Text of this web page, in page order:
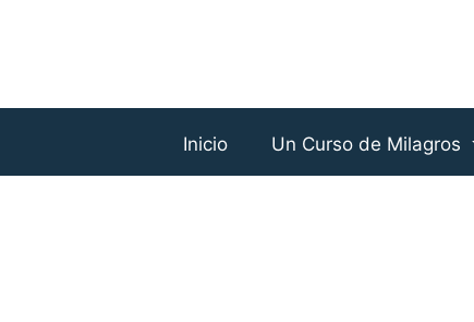
Inicio Un Curso de Milagros